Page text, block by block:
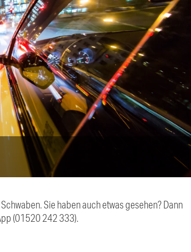
Sie haben auch etwas gesehen? Dann
(01520 242 333).